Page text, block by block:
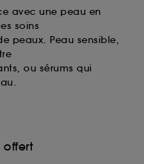
avec une peau en
soins
peaux. Peau sensible,
ou sérums qui
votre activité en ligne
les cookies, cliques
pouvez à tout
Si vous
sur les cookies